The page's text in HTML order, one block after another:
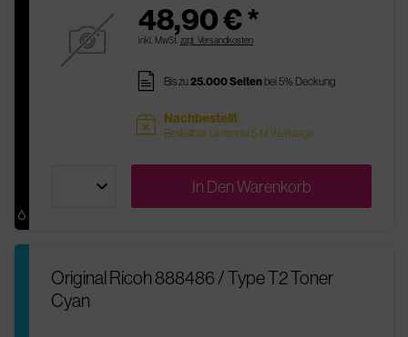
48,90 € *
inkl. MwSt. zzgl. Versandkosten
pages Bis zu25.000 Seitenbei 5% Deckung
sold Nachbestellt
Bestellbar, Lieferfrist 5-14 Werktage
In DenWarenkorb
Original Ricoh 888486 / Type T2 Toner
Cyan